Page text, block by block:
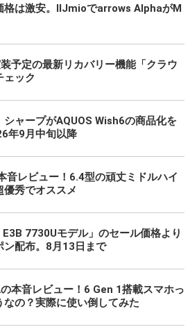
格は激安。IIJmioでarrows AlphaがM
予定の最新リカバリー機能「クラウ
ェック
シャープがAQUOS Wish6の商品化を
年9月中旬以降
音レビュー！6.4型の頑丈ミドルハイ
優秀でオススメ
7730Uモデル」のセール価格より
ン配布。8月13日まで
本音レビュー！6 Gen 1搭載スマホっ
なの？実際に使い倒してみた